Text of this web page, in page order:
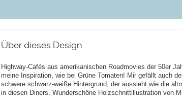
Über dieses Design
Highway-Cafés aus amerikanischen Roadmovies der 50er
meine Inspiration, wie bei Grüne Tomaten! Mir gefällt auch
schwere schwarz-weiße Hintergrund, der aussieht wie die
in diesen Diners. Wunderschöne Holzschnittillustration von